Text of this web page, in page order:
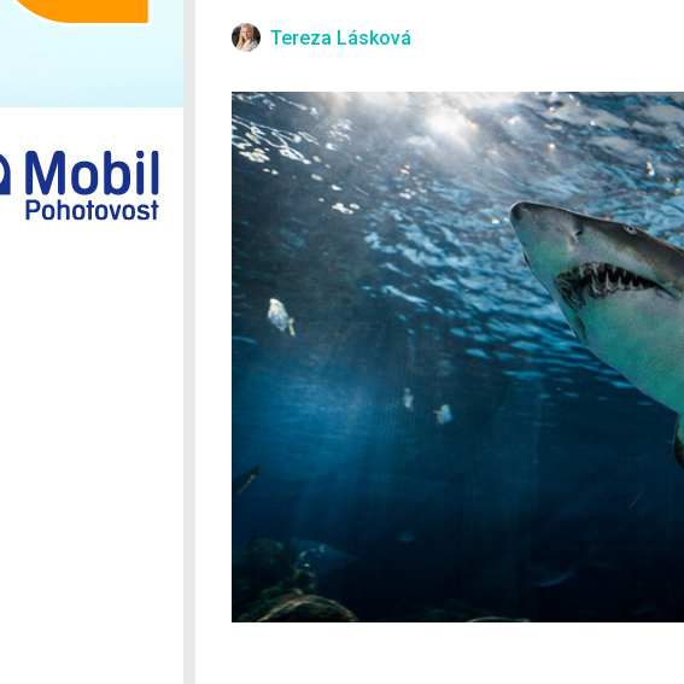
Tereza Lásková